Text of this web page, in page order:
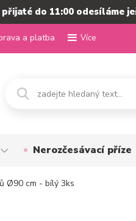
do 11:00 odesíláme
a platba Více
Nerozčesávací
Ø90 cm - bílý 3ks